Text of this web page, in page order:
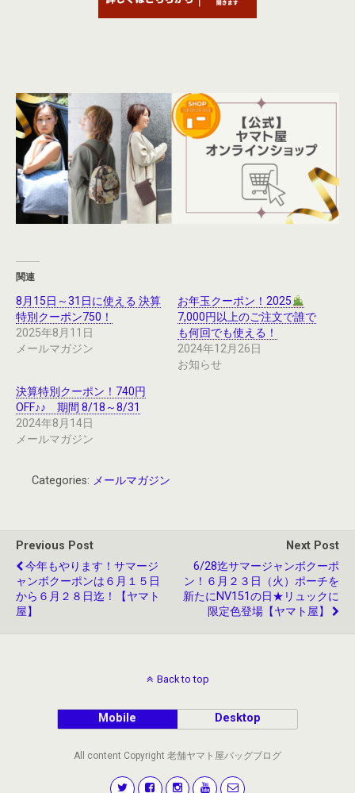
関連
8月15日～31日に使える 決算
特別クーポン750！
2025年8月11日
メールマガジン
お年玉クーポン！2025
7,000円以上のご注文で誰で
も何回でも使える！
2024年12月26日
お知らせ
決算特別クーポン！740円
OFF♪♪ 期間 8/18～8/31
2024年8月14日
メールマガジン
Categories: メールマガジン
Previous Post
今年もやります！サマージ
ャンボクーポンは６月１５日
から６月２８日迄！【ヤマト
屋】
Next Post
6/28迄サマージャンボクーポ
ン！６月２３日（火）ポーチを
新たにNV151の日★リュックに
限定色登場【ヤマト屋】
Back to top
Mobile Desktop
All content Copyright 老舗ヤマト屋バッグブログ